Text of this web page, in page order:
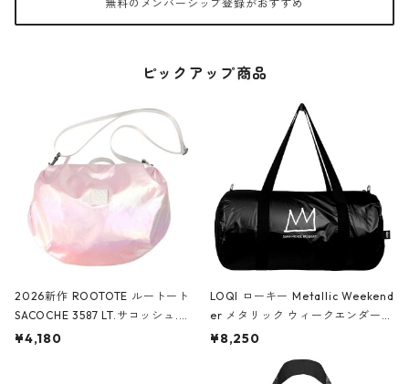
無料のメンバーシップ登録がおすすめ
ピックアップ商品
2026新作 ROOTOTE ルートート
SACOCHE 3587 LT.サコッシュ.ル
ミエ-B ショルダーバッグ グロスピ
¥4,180
LOQI ローキー Metallic Weekend
er メタリック ウィークエンダー
ボストンバッグ ショルダーバッグ
Black ジャン=ミッシェル・バスキ
¥8,250